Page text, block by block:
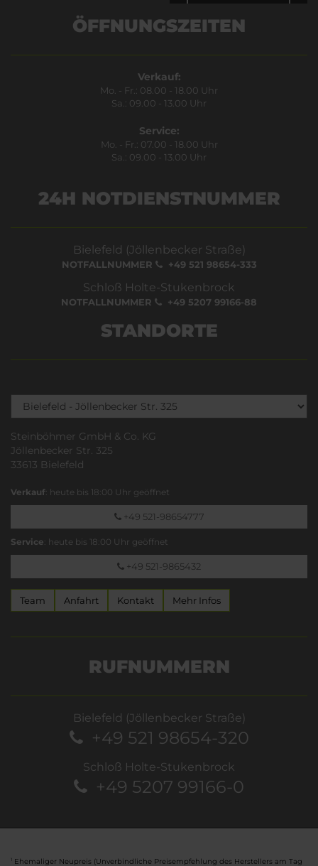
ÖFFNUNGSZEITEN
Verkauf:
Mo. - Fr.: 08.00 - 18.00 Uhr
Sa.: 09.00 - 13.00 Uhr
Service:
Mo. - Fr.: 07.00 - 18.00 Uhr
Sa.: 09.00 - 13.00 Uhr
24H NOTDIENSTNUMMER
Bielefeld (Jöllenbecker Straße)
NOTFALLNUMMER +49 521 98654-333
Schloß Holte-Stukenbrock
NOTFALLNUMMER +49 5207 99166-88
STANDORTE
Steinböhmer GmbH & Co. KG
Jöllenbecker Str. 325
33613 Bielefeld
Verkauf: heute bis 18:00 Uhr geöffnet
+49 521-98654777
Service: heute bis 18:00 Uhr geöffnet
+49 521-9865432
Team Anfahrt Kontakt Mehr Infos
RUFNUMMERN
Bielefeld (Jöllenbecker Straße)
+49 521 98654-320
Schloß Holte-Stukenbrock
+49 5207 99166-0
Ehemaliger Neupreis (Unverbindliche Preisempfehlung des Herstellers am Tag